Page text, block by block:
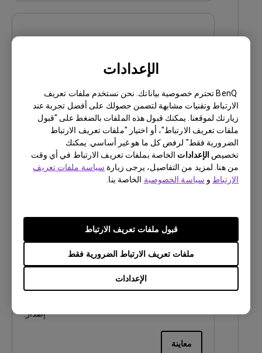
الإعدادات
BenQ تحترم خصوصية بياناتك. نحن نستخدم ملفات تعريف
الارتباط وتقنيات مشابهة لتضمن حصولك على أفضل تجربة عند
زيارتك لموقعنا. يمكنك قبول هذه الملفات بالضغط على "قبول
ملفات تعريف الارتباط"، أو اختيار "ملفات تعريف الارتباط
الضرورية فقط" لرفض كل ما هو غير أساسي. يمكنك
تخصيص الإعدادات الخاصة بملفات تعريف الارتباط في أي وقت
من هنا. لمزيد من التفاصيل، يرجى زيارة سياسة ملفات تعريف
الارتباط و سياسة الخصوصية الخاصة بنا.
الإعدادات
ملفات تعريف الارتباط الضرورية فقط
قبول ملفات تعريف الارتباط
اللغة:Arabic
حجم الملف:117.9 KB
إصدار:
معاينة
دليل المستخدم
دليل المستخدم
تحديث:2010/04/12
إصدار:
معاينة